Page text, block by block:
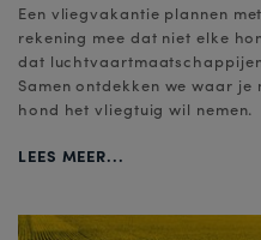
Een vliegvakantie plannen
rekening mee dat niet elke
dat
Samen ontdekken we waar
hond het vliegtuig wil nemen.
LEES MEER...